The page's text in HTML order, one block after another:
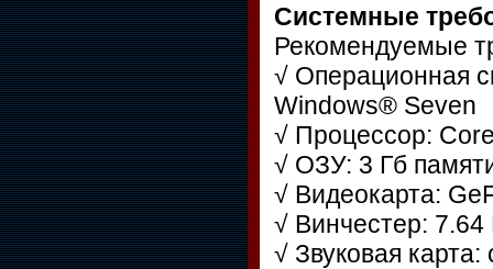
Системные
Рекомендуемые
√ Операционная
Windows® Seven
√ Процессор:
√ ОЗУ: 3 Гб
√ Видеокарта:
√ Винчестер: 7.64
√ Звуковая